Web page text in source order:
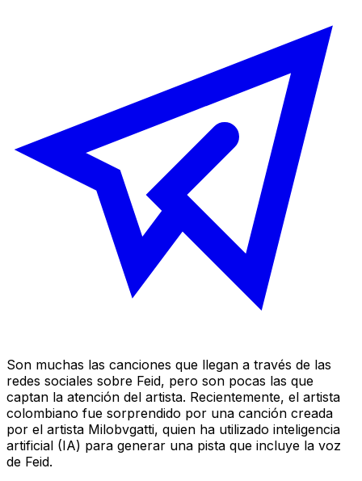
Son muchas las canciones que llegan a través de las
redes sociales sobre Feid, pero son pocas las que
captan la atención del artista. Recientemente, el artista
colombiano fue sorprendido por una canción creada
por el artista Milobvgatti, quien ha utilizado inteligencia
artificial (IA) para generar una pista que incluye la voz
de Feid.